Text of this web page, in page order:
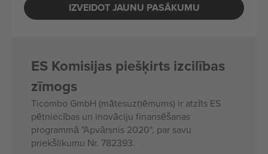
IZVEIDOT JAUNU PASĀKUMU
ES Komisijas piešķirts izcilības
zīmogs
Ticombo GmbH (mātesuzņēmums) ir atzīts ES
pētniecības un inovāciju finansēšanas
programmā "Apvārsnis 2020", par savu
priekšlikumu Nr. 782393.